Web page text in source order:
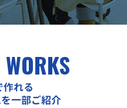
作れる
一部ご紹介